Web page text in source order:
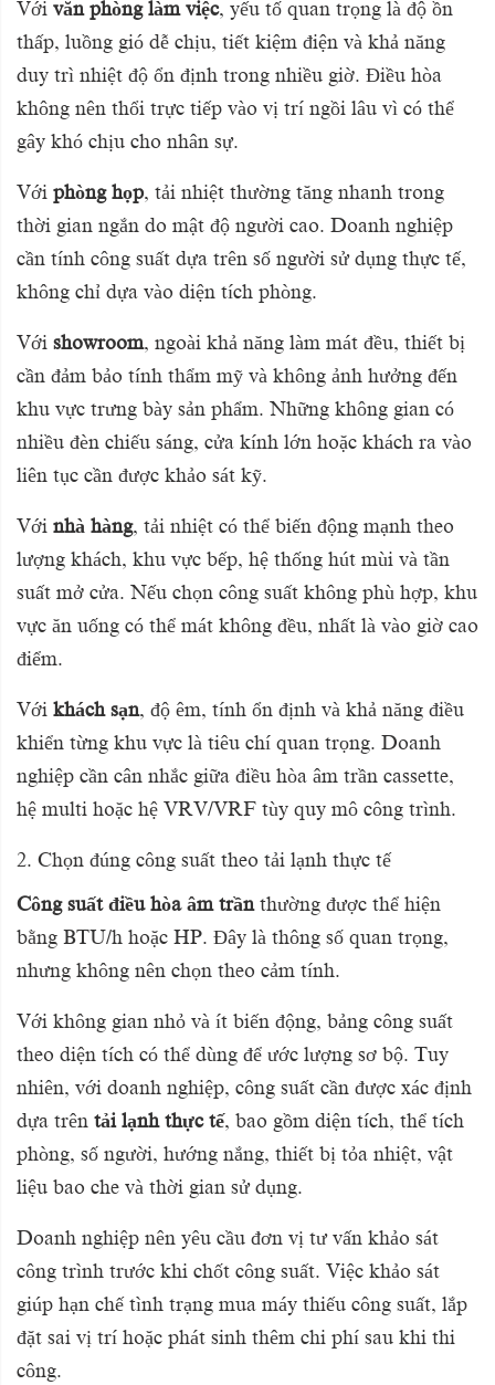
Với văn phòng làm việc, yếu tố quan trọng là độ ồn
thấp, luồng gió dễ chịu, tiết kiệm điện và khả năng
duy trì nhiệt độ ổn định trong nhiều giờ. Điều hòa
không nên thổi trực tiếp vào vị trí ngồi lâu vì có thể
gây khó chịu cho nhân sự.
Với phòng họp, tải nhiệt thường tăng nhanh trong
thời gian ngắn do mật độ người cao. Doanh nghiệp
cần tính công suất dựa trên số người sử dụng thực tế,
không chỉ dựa vào diện tích phòng.
Với showroom, ngoài khả năng làm mát đều, thiết bị
cần đảm bảo tính thẩm mỹ và không ảnh hưởng đến
khu vực trưng bày sản phẩm. Những không gian có
nhiều đèn chiếu sáng, cửa kính lớn hoặc khách ra vào
liên tục cần được khảo sát kỹ.
Với nhà hàng, tải nhiệt có thể biến động mạnh theo
lượng khách, khu vực bếp, hệ thống hút mùi và tần
suất mở cửa. Nếu chọn công suất không phù hợp, khu
vực ăn uống có thể mát không đều, nhất là vào giờ cao
điểm.
Với khách sạn, độ êm, tính ổn định và khả năng điều
khiển từng khu vực là tiêu chí quan trọng. Doanh
nghiệp cần cân nhắc giữa điều hòa âm trần cassette,
hệ multi hoặc hệ VRV/VRF tùy quy mô công trình.
2. Chọn đúng công suất theo tải lạnh thực tế
Công suất điều hòa âm trầnthường được thể hiện
bằng BTU/h hoặc HP. Đây là thông số quan trọng,
nhưng không nên chọn theo cảm tính.
Với không gian nhỏ và ít biến động, bảng công suất
theo diện tích có thể dùng để ước lượng sơ bộ. Tuy
nhiên, với doanh nghiệp, công suất cần được xác định
dựa trên tải lạnh thực tế, bao gồm diện tích, thể tích
phòng, số người, hướng nắng, thiết bị tỏa nhiệt, vật
liệu bao che và thời gian sử dụng.
Doanh nghiệp nên yêu cầu đơn vị tư vấn khảo sát
công trình trước khi chốt công suất. Việc khảo sát
giúp hạn chế tình trạng mua máy thiếu công suất, lắp
đặt sai vị trí hoặc phát sinh thêm chi phí sau khi thi
công.